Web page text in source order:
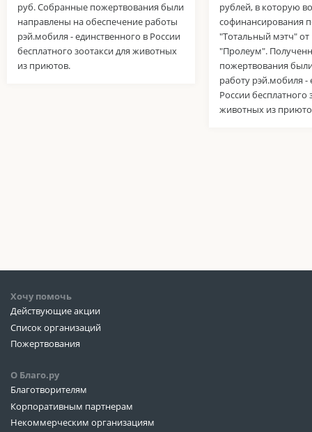
руб. Собранные пожертвования были
направлены на обеспечение работы
рэй.мобиля - единственного в России
бесплатного зоотакси для животных
из приютов.
рублей, в которую
софинансирования
"Тотальный мэтч"
"Пролеум".
пожертвования
работу рэй.мобиля -
России бесплатного
животных из
Хочу помочь
Действующие акции
Список организаций
Пожертвования
О Благо.ру
Благотворителям
Корпоративным партнерам
Некоммерческим организациям